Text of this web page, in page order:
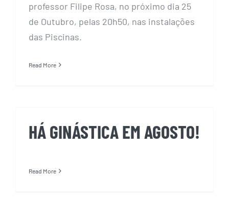
professor Filipe Rosa, no próximo dia 25
de Outubro, pelas 20h50, nas instalações
das Piscinas.
Read More
HÁ GINÁSTICA EM AGOSTO!
Read More